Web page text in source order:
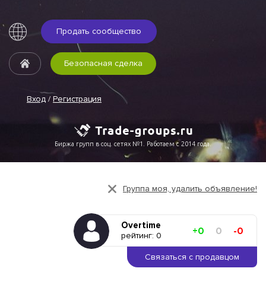
Продать сообщество
Вход / Регистрация
Безопасная сделка
Биржа групп в соц. сетях №1. Работаем с 2014 года.
Группа моя, удалить объявление!
Overtime
рейтинг: 0 +0 0 -0
Связаться с продавцом